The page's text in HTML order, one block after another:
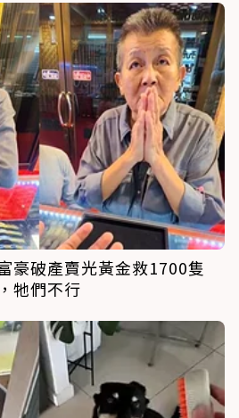
豪破產賣光黃金救1700隻
牠們不行